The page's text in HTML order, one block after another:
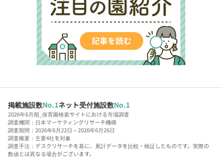
掲載施設数No.1ネット受付施設数No.1
2026年6月期_保育園検索サイトにおける市場調査
調査機関：日本マーケティングリサーチ機構
調査期間：2026年6月22日～2026年6月26日
調査概要：主要4社を対象
調査手法：デスクリサーチを基に、累計データを比較・検証したものです。実際の
数値とは異なる場合がございます。